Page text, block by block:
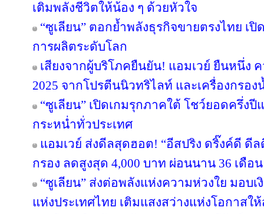
เติมพลังชีวิตให้น้อง ๆ ด้วยหัวใจ
“ซูเลียน” ตอกย้ำพลังธุรกิจขายตรงไทย เ
การผลิตระดับโลก
เสียงจากผู้บริโภคยืนยัน! แอมเวย์ ยืนหนึ่ง ค
2025 จากโปรตีนนิวทริไลท์ และเครื่องกรอง
“ซูเลียน” เปิดเกมรุกภาคใต้ โชว์ยอดครึ่ง
กระหน่ำทั่วประเทศ
แอมเวย์ ส่งดีลสุดฮอต! “อีสปริง ดริ๊งค์ดี ดี
กรอง ลดสูงสุด 4,000 บาท ผ่อนนาน 36 เดือน
“ซูเลียน” ส่งต่อพลังแห่งความห่วงใย มอ
แห่งประเทศไทย เติมแสงสว่างแห่งโอกาสใ